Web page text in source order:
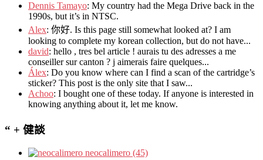
Dennis Tamayo: My country had the Mega Drive back in the
1990s, but it’s in NTSC.
Alex: 你好. Is this page still somewhat looked at? I am
looking to complete my korean collection, but do not have...
david: hello , tres bel article ! aurais tu des adresses a me
conseiller sur canton ? j aimerais faire quelques...
Álex: Do you know where can I find a scan of the cartridge’s
sticker? This post is the only site that I saw...
Achoo: I bought one of these today. If anyone is interested in
knowing anything about it, let me know.
“ + 健談
neocalimero (45)